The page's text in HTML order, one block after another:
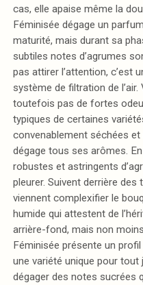
cas, elle apaise même la
Féminisée dégage un
maturité, mais durant sa
subtiles notes d’agrumes
pas attirer l’attention, c’est
système de filtration de
toutefois pas de fortes
typiques de certaines
convenablement séchées
dégage tous ses arômes.
robustes et astringents
pleurer. Suivent derrière des
viennent complexifier le
humide qui attestent de
arrière-fond, mais non
Féminisée présente un
une variété unique pour tout
dégager des notes sucrées